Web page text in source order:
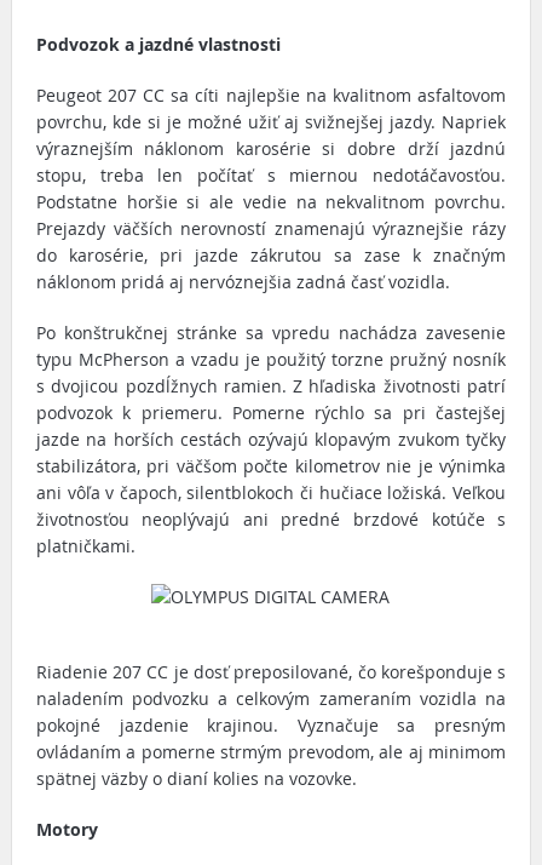
Podvozok a jazdné vlastnosti
Peugeot 207 CC sa cíti najlepšie na kvalitnom asfaltovom
povrchu, kde si je možné užiť aj svižnejšej jazdy. Napriek
výraznejším náklonom karosérie si dobre drží jazdnú
stopu, treba len počítať s miernou nedotáčavosťou.
Podstatne horšie si ale vedie na nekvalitnom povrchu.
Prejazdy väčších nerovností znamenajú výraznejšie rázy
do karosérie, pri jazde zákrutou sa zase k značným
náklonom pridá aj nervóznejšia zadná časť vozidla.
Po konštrukčnej stránke sa vpredu nachádza zavesenie
typu McPherson a vzadu je použitý torzne pružný nosník
s dvojicou pozdĺžnych ramien. Z hľadiska životnosti patrí
podvozok k priemeru. Pomerne rýchlo sa pri častejšej
jazde na horších cestách ozývajú klopavým zvukom tyčky
stabilizátora, pri väčšom počte kilometrov nie je výnimka
ani vôľa v čapoch, silentblokoch či hučiace ložiská. Veľkou
životnosťou neoplývajú ani predné brzdové kotúče s
platničkami.
Riadenie 207 CC je dosť preposilované, čo korešponduje s
naladením podvozku a celkovým zameraním vozidla na
pokojné jazdenie krajinou. Vyznačuje sa presným
ovládaním a pomerne strmým prevodom, ale aj minimom
spätnej väzby o dianí kolies na vozovke.
Motory